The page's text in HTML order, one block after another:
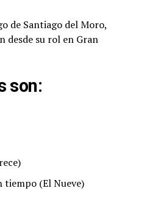
de Santiago del Moro,
su rol en Gran
son:
tiempo (El Nueve)